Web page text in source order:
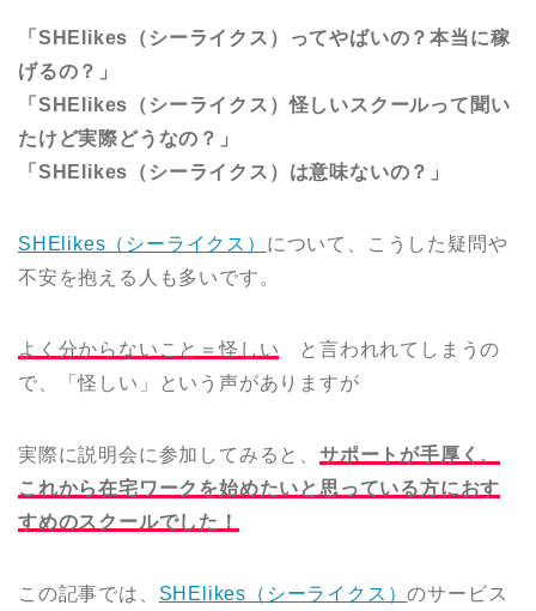
「SHElikes（シーライクス）ってやばいの？本当に稼
げるの？」
「SHElikes（シーライクス）怪しいスクールって聞い
たけど実際どうなの？」
「SHElikes（シーライクス）は意味ないの？」
SHElikes（シーライクス） について、こうした疑問や
不安を抱える人も多いです。
よく分からないこと＝怪しい と言われれてしまうの
で、「怪しい」という声がありますが
実際に説明会に参加してみると、サポートが手厚く、
これから在宅ワークを始めたいと思っている方におす
すめのスクールでした！
この記事では、 SHElikes（シーライクス）のサービス